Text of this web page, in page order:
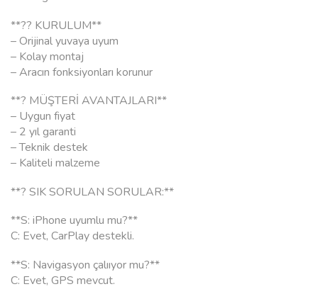
**?? KURULUM**
– Orijinal yuvaya uyum
– Kolay montaj
– Aracın fonksiyonları korunur
**? MÜŞTERİ AVANTAJLARI**
– Uygun fiyat
– 2 yıl garanti
– Teknik destek
– Kaliteli malzeme
**? SIK SORULAN SORULAR:**
**S: iPhone uyumlu mu?**
C: Evet, CarPlay destekli.
**S: Navigasyon çalııyor mu?**
C: Evet, GPS mevcut.